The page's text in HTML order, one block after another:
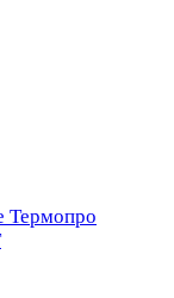
Термопро